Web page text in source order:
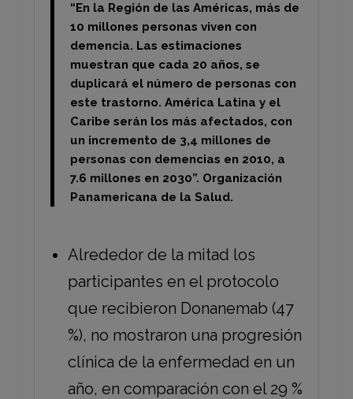
“En la Región de las Américas, más de
10 millones personas viven con
demencia. Las estimaciones
muestran que cada 20 años, se
duplicará el número de personas con
este trastorno. América Latina y el
Caribe serán los más afectados, con
un incremento de 3,4 millones de
personas con demencias en 2010, a
7.6 millones en 2030”. Organización
Panamericana de la Salud.
Alrededor de la mitad los
participantes en el protocolo
que recibieron Donanemab (47
%), no mostraron una progresión
clínica de la enfermedad en un
año, en comparación con el 29 %